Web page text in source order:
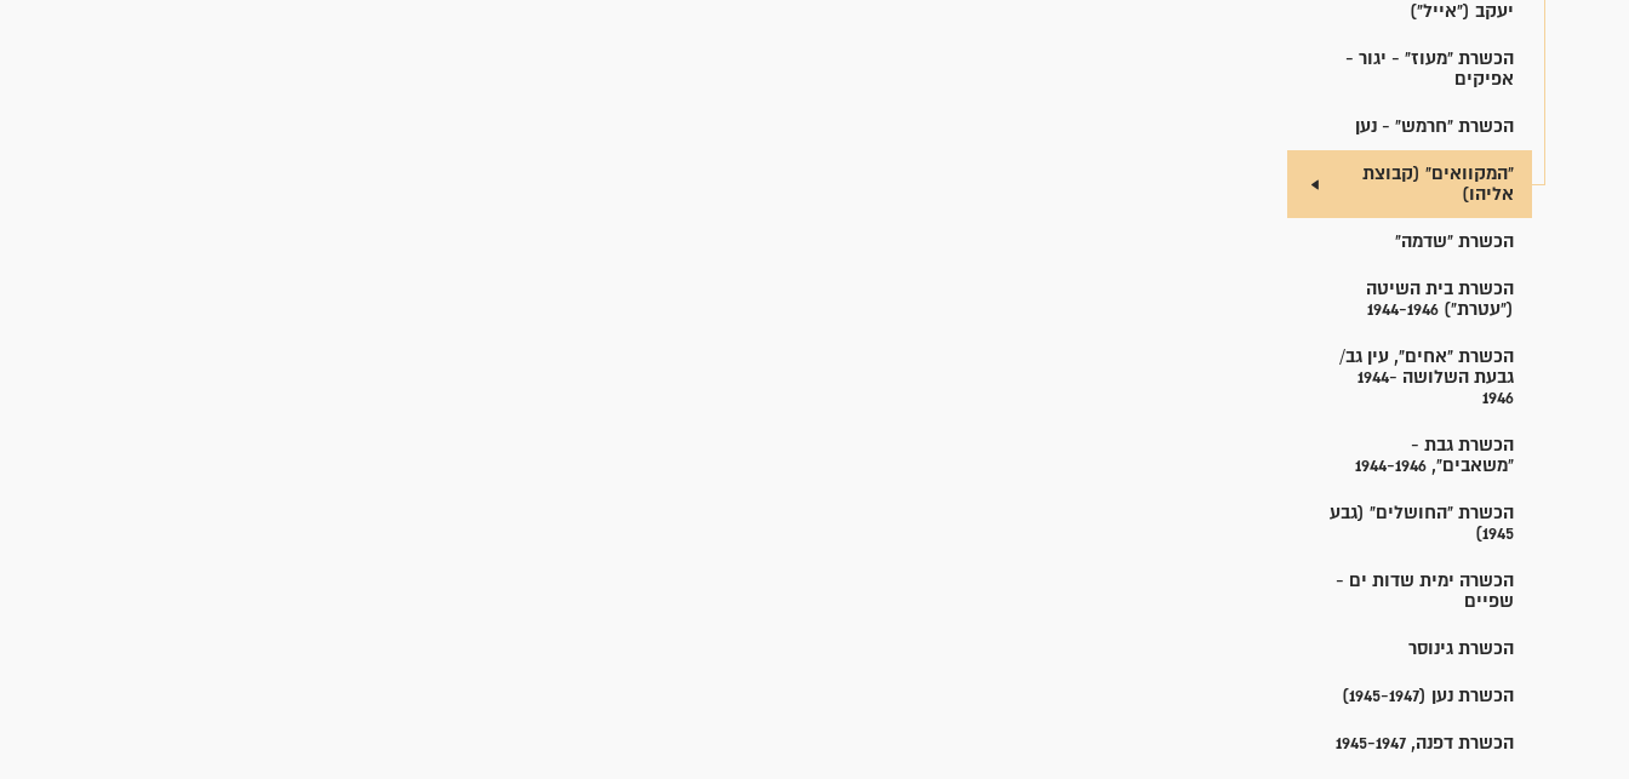
יעקב ("אייל")
הכשרת "מעוז" - יגור -
אפיקים
הכשרת "חרמש" - נען
"המקוואים" (קבוצת
אליהו)
הכשרת "שדמה"
הכשרת בית השיטה
("עטרת") 1944-1946
הכשרת "אחים", עין גב/
גבעת השלושה 1944-
1946
הכשרת גבת -
"משאבים", 1944-1946
הכשרת "החושלים" (גבע
1945)
הכשרה ימית שדות ים -
שפיים
הכשרת גינוסר
הכשרת נען (1945-1947)
הכשרת דפנה, 1945-1947